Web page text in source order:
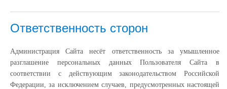
Ответственность сторон
Администрация Сайта несёт ответственность за умышленное
разглашение персональных данных Пользователя Сайта в
соответствии с действующим законодательством Российской
Федерации, за исключением случаев, предусмотренных настоящей